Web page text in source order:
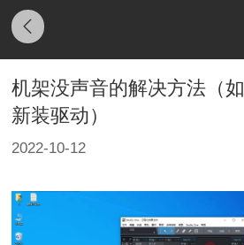
机架没声音的解决方法（
新装驱动）
2022-10-12